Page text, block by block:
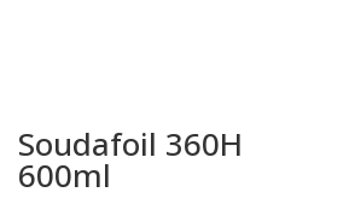
Soudafoil 360H
600ml